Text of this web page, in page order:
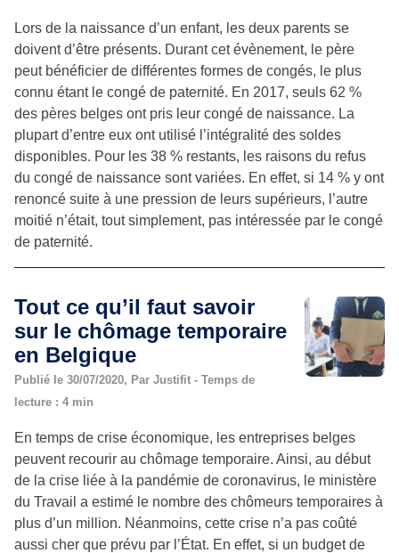
Lors de la naissance d’un enfant, les deux parents se
doivent d’être présents. Durant cet évènement, le père
peut bénéficier de différentes formes de congés, le plus
connu étant le congé de paternité. En 2017, seuls 62 %
des pères belges ont pris leur congé de naissance. La
plupart d’entre eux ont utilisé l’intégralité des soldes
disponibles. Pour les 38 % restants, les raisons du refus
du congé de naissance sont variées. En effet, si 14 % y ont
renoncé suite à une pression de leurs supérieurs, l’autre
moitié n’était, tout simplement, pas intéressée par le congé
de paternité.
Tout ce qu’il faut savoir
sur le chômage temporaire
en Belgique
Publié le 30/07/2020, Par Justifit - Temps de
lecture : 4 min
En temps de crise économique, les entreprises belges
peuvent recourir au chômage temporaire. Ainsi, au début
de la crise liée à la pandémie de coronavirus, le ministère
du Travail a estimé le nombre des chômeurs temporaires à
plus d’un million. Néanmoins, cette crise n’a pas coûté
aussi cher que prévu par l’État. En effet, si un budget de